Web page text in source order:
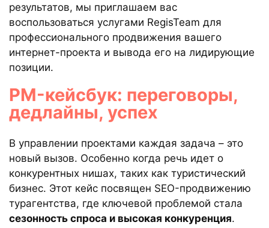
результатов, мы приглашаем вас
воспользоваться услугами RegisTeam для
профессионального продвижения вашего
интернет-проекта и вывода его на лидирующие
позиции.
PM-кейсбук: переговоры,
дедлайны, успех
В управлении проектами каждая задача – это
новый вызов. Особенно когда речь идет о
конкурентных нишах, таких как туристический
бизнес. Этот кейс посвящен SEO-продвижению
турагентства, где ключевой проблемой стала
сезонность спроса и высокая конкуренция.